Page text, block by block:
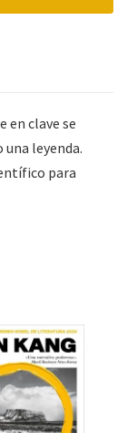
en clave se
leyenda.
para